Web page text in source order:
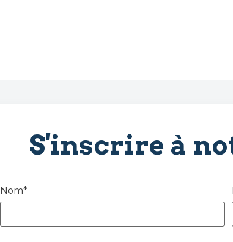
S'inscrire à
Nom*